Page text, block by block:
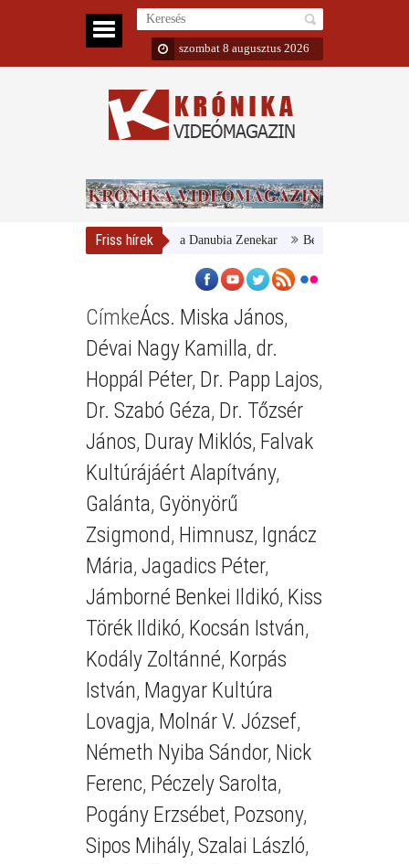
szombat 8 augusztus 2026
Friss hírek
Magyar Nemzeti Galéria és a Danubia Zenekar Bemutatta 2024/25-ös
CímkeÁcs. Miska János,
Dévai Nagy Kamilla, dr.
Hoppál Péter, Dr. Papp Lajos,
Dr. Szabó Géza, Dr. Tőzsér
János, Duray Miklós, Falvak
Kultúrájáért Alapítvány,
Galánta, Gyönyörű
Zsigmond, Himnusz, Ignácz
Mária, Jagadics Péter,
Jámborné Benkei Ildikó, Kiss
Törék Ildikó, Kocsán István,
Kodály Zoltánné, Korpás
István, Magyar Kultúra
Lovagja, Molnár V. József,
Németh Nyiba Sándor, Nick
Ferenc, Péczely Sarolta,
Pogány Erzsébet, Pozsony,
Sipos Mihály, Szalai László,